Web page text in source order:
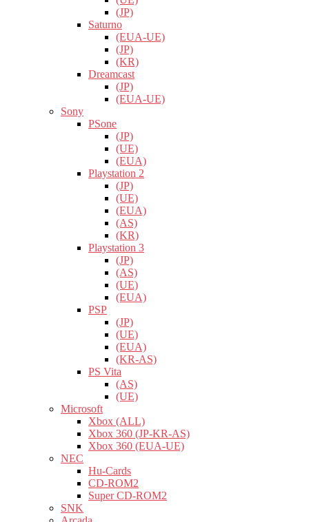
(JP)
Saturno
(EUA-UE)
(JP)
(KR)
Dreamcast
(JP)
(EUA-UE)
Sony
PSone
(JP)
(UE)
(EUA)
Playstation 2
(JP)
(UE)
(EUA)
(AS)
(KR)
Playstation 3
(JP)
(AS)
(UE)
(EUA)
PSP
(JP)
(UE)
(EUA)
(KR-AS)
PS Vita
(AS)
(UE)
Microsoft
Xbox (ALL)
Xbox 360 (JP-KR-AS)
Xbox 360 (EUA-UE)
NEC
Hu-Cards
CD-ROM2
Super CD-ROM2
SNK